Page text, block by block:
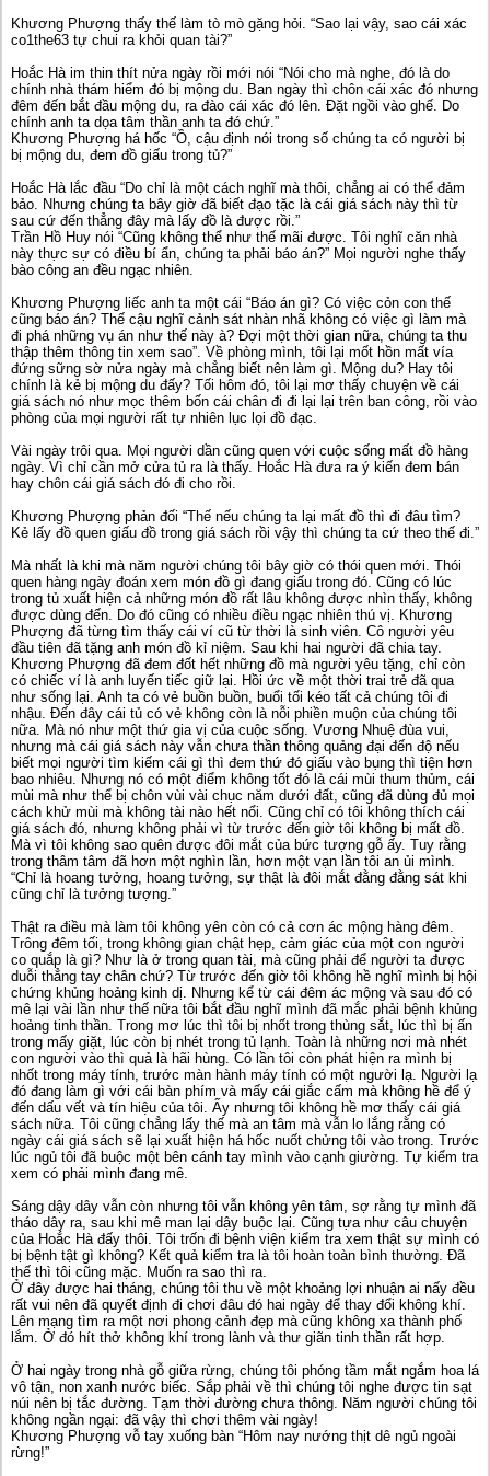
Khương Phượng thấy thế làm tò mò gặng hỏi. “Sao lại vậy, sao cái xác
co1the63 tự chui ra khỏi quan tài?”
Hoắc Hà im thin thít nửa ngày rồi mới nói “Nói cho mà nghe, đó là do
chính nhà thám hiểm đó bị mộng du. Ban ngày thì chôn cái xác đó nhưng
đêm đến bắt đầu mộng du, ra đào cái xác đó lên. Đặt ngồi vào ghế. Do
chính anh ta dọa tâm thần anh ta đó chứ.”
Khương Phượng há hốc “Ồ, cậu định nói trong số chúng ta có người bị
bị mộng du, đem đồ giấu trong tủ?”
Hoắc Hà lắc đầu “Do chỉ là một cách nghĩ mà thôi, chẳng ai có thể đảm
bảo. Nhưng chúng ta bây giờ đã biết đạo tặc là cái giá sách này thì từ
sau cứ đến thẳng đây mà lấy đồ là được rồi.”
Trần Hồ Huy nói “Cũng không thể như thế mãi được. Tôi nghĩ căn nhà
này thực sự có điều bí ẩn, chúng ta phải báo án?” Mọi người nghe thấy
bào công an đều ngạc nhiên.
Khương Phượng liếc anh ta một cái “Báo án gì? Có việc cỏn con thế
cũng báo án? Thế cậu nghĩ cảnh sát nhàn nhã không có việc gì làm mà
đi phá những vụ án như thế này à? Đợi một thời gian nữa, chúng ta thu
thập thêm thông tin xem sao”. Về phòng mình, tôi lại mốt hồn mất vía
đứng sững sờ nửa ngày mà chẳng biết nên làm gì. Mộng du? Hay tôi
chính là kẻ bị mộng du đấy? Tối hôm đó, tôi lại mơ thấy chuyện về cái
giá sách nó như mọc thêm bốn cái chân đi đi lại lại trên ban công, rồi vào
phòng của mọi người rất tự nhiên lục lọi đồ đạc.
Vài ngày trôi qua. Mọi người dần cũng quen với cuộc sống mất đồ hàng
ngày. Vì chỉ cần mở cửa tủ ra là thấy. Hoắc Hà đưa ra ý kiến đem bán
hay chôn cái giá sách đó đi cho rồi.
Khương Phượng phản đối “Thế nếu chúng ta lại mất đồ thì đi đâu tìm?
Kẻ lấy đồ quen giấu đồ trong giá sách rồi vậy thì chúng ta cứ theo thế đi.”
Mà nhất là khi mà năm người chúng tôi bây giờ có thói quen mới. Thói
quen hàng ngày đoán xem món đồ gì đang giấu trong đó. Cũng có lúc
trong tủ xuất hiện cả những món đồ rất lâu không được nhìn thấy, không
được dùng đến. Do đó cũng có nhiều điều ngạc nhiên thú vị. Khương
Phượng đã từng tìm thấy cái ví cũ từ thời là sinh viên. Cô người yêu
đầu tiên đã tặng anh món đồ kỉ niệm. Sau khi hai người đã chia tay.
Khương Phượng đã đem đốt hết những đồ mà người yêu tặng, chỉ còn
có chiếc ví là anh luyến tiếc giữ lại. Hồi ức về một thời trai trẻ đã qua
như sống lại. Anh ta có vẻ buồn buồn, buổi tối kéo tất cả chúng tôi đi
nhậu. Đến đây cái tủ có vẻ không còn là nỗi phiền muộn của chúng tôi
nữa. Mà nó như một thứ gia vị của cuộc sống. Vương Nhuệ đùa vui,
nhưng mà cái giá sách này vẫn chưa thần thông quảng đại đến độ nếu
biết mọi người tìm kiếm cái gì thì đem thứ đó giấu vào bụng thì tiện hơn
bao nhiêu. Nhưng nó có một điểm không tốt đó là cái mùi thum thủm, cái
mùi mà như thể bị chôn vùi vài chục năm dưới đất, cũng đã dùng đủ mọi
cách khử mùi mà không tài nào hết nổi. Cũng chỉ có tôi không thích cái
giá sách đó, nhưng không phải vì từ trước đến giờ tôi không bị mất đồ.
Mà vì tôi không sao quên được đôi mắt của bức tượng gỗ ấy. Tuy rằng
trong thâm tâm đã hơn một nghìn lần, hơn một vạn lần tôi an ủi mình.
“Chỉ là hoang tưởng, hoang tưởng, sự thật là đôi mắt đằng đằng sát khi
cũng chỉ là tưởng tượng.”
Thật ra điều mà làm tôi không yên còn có cả cơn ác mộng hàng đêm.
Trông đêm tối, trong không gian chật hẹp, cảm giác của một con người
co quắp là gì? Như là ở trong quan tài, mà cũng phải để người ta được
duỗi thẳng tay chân chứ? Từ trước đến giờ tôi không hề nghĩ mình bị hội
chứng khủng hoảng kinh dị. Nhưng kể từ cái đêm ác mộng và sau đó có
mê lại vài lần như thế nữa tôi bắt đầu nghĩ mình đã mắc phải bệnh khủng
hoảng tinh thần. Trong mơ lúc thì tôi bị nhốt trong thùng sắt, lúc thì bị ấn
trong mấy giặt, lúc còn bị nhét trong tủ lạnh. Toàn là những nơi mà nhét
con người vào thì quả là hãi hùng. Có lần tôi còn phát hiện ra mình bị
nhốt trong máy tính, trước màn hành máy tính có một người lạ. Người lạ
đó đang làm gì với cái bàn phím và mấy cái giắc cấm mà không hề để ý
đến dấu vết và tín hiệu của tôi. Ấy nhưng tôi không hề mơ thấy cái giá
sách nữa. Tôi cũng chẳng lấy thế mà an tâm mà vẫn lo lắng rằng có
ngày cái giá sách sẽ lại xuất hiện há hốc nuốt chửng tôi vào trong. Trước
lúc ngủ tôi đã buộc một bên cánh tay mình vào cạnh giường. Tự kiểm tra
xem có phải mình đang mê.
Sáng dậy dây vẫn còn nhưng tôi vẫn không yên tâm, sợ rằng tự mình đã
tháo dây ra, sau khi mê man lại dậy buộc lại. Cũng tựa như câu chuyện
của Hoắc Hà đấy thôi. Tôi trốn đi bệnh viện kiểm tra xem thật sự mình có
bị bệnh tật gì không? Kết quả kiểm tra là tôi hoàn toàn bình thường. Đã
thế thì tôi cũng mặc. Muốn ra sao thì ra.
Ở đây được hai tháng, chúng tôi thu về một khoảng lợi nhuận ai nấy đều
rất vui nên đã quyết định đi chơi đâu đó hai ngày để thay đổi không khí.
Lên mạng tìm ra một nơi phong cảnh đẹp mà cũng không xa thành phố
lắm. Ở đó hít thở không khí trong lành và thư giãn tinh thần rất hợp.
Ở hai ngày trong nhà gỗ giữa rừng, chúng tôi phóng tầm mắt ngắm hoa lá
vô tận, non xanh nước biếc. Sắp phải về thì chúng tôi nghe được tin sạt
núi nên bị tắc đường. Tạm thời đường chưa thông. Năm người chúng tôi
không ngần ngại: đã vậy thì chơi thêm vài ngày!
Khương Phượng vỗ tay xuống bàn “Hôm nay nướng thịt dê ngủ ngoài
rừng!”